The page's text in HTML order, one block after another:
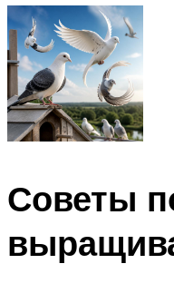
Советы